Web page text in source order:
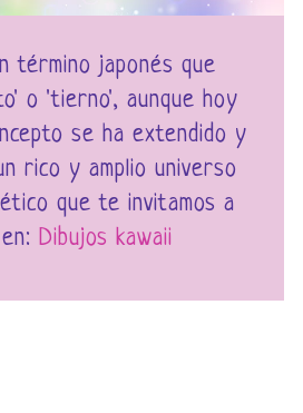
término japonés que
o 'tierno', aunque hoy
se ha extendido y
rico y amplio universo
que te invitamos a
en:Dibujos kawaii